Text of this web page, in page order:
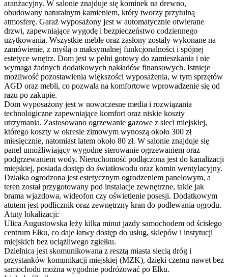
aranżacyjny. W salonie znajduje się kominek na drewno,
obudowany naturalnym kamieniem, który tworzy przytulną
atmosferę. Garaż wyposażony jest w automatycznie otwierane
drzwi, zapewniające wygodę i bezpieczeństwo codziennego
użytkowania. Wszystkie meble oraz zasłony zostały wykonane na
zamówienie, z myślą o maksymalnej funkcjonalności i spójnej
estetyce wnętrz. Dom jest w pełni gotowy do zamieszkania i nie
wymaga żadnych dodatkowych nakładów finansowych. Istnieje
możliwość pozostawienia większości wyposażenia, w tym sprzętów
AGD oraz mebli, co pozwala na komfortowe wprowadzenie się od
razu po zakupie.
Dom wyposażony jest w nowoczesne media i rozwiązania
technologiczne zapewniające komfort oraz niskie koszty
utrzymania. Zastosowano ogrzewanie gazowe z sieci miejskiej,
którego koszty w okresie zimowym wynoszą około 300 zł
miesięcznie, natomiast latem około 80 zł. W salonie znajduje się
panel umożliwiający wygodne sterowanie ogrzewaniem oraz
podgrzewaniem wody. Nieruchomość podłączona jest do kanalizacji
miejskiej, posiada dostęp do światłowodu oraz komin wentylacyjny.
Działka ogrodzona jest estetycznym ogrodzeniem panelowym, a
teren został przygotowany pod instalacje zewnętrzne, takie jak
brama wjazdowa, wideofon czy oświetlenie posesji. Dodatkowym
atutem jest podlicznik oraz zewnętrzny kran do podlewania ogrodu.
Atuty lokalizacji:
Ulica Augustowska leży kilka minut jazdy samochodem od ścisłego
centrum Ełku, co daje łatwy dostęp do usług, sklepów i instytucji
miejskich bez uciążliwego zgiełku.
Dzielnica jest skomunikowana z resztą miasta siecią dróg i
przystanków komunikacji miejskiej (MZK), dzięki czemu nawet bez
samochodu można wygodnie podróżować po Ełku.